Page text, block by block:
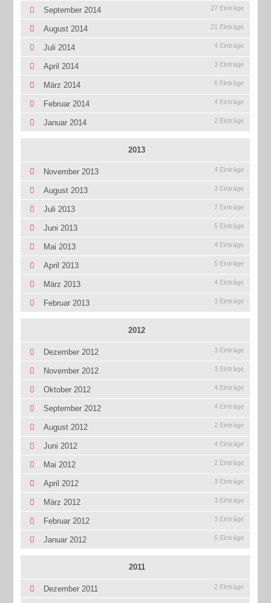
September 2014 27 Einträge
August 2014 21 Einträge
Juli 2014 4 Einträge
April 2014 3 Einträge
März 2014 6 Einträge
Februar 2014 4 Einträge
Januar 2014 2 Einträge
2013
November 2013 4 Einträge
August 2013 3 Einträge
Juli 2013 7 Einträge
Juni 2013 5 Einträge
Mai 2013 4 Einträge
April 2013 5 Einträge
März 2013 4 Einträge
Februar 2013 3 Einträge
2012
Dezember 2012 3 Einträge
November 2012 3 Einträge
Oktober 2012 4 Einträge
September 2012 4 Einträge
August 2012 2 Einträge
Juni 2012 4 Einträge
Mai 2012 2 Einträge
April 2012 3 Einträge
März 2012 3 Einträge
Februar 2012 3 Einträge
Januar 2012 6 Einträge
2011
Dezember 2011 2 Einträge